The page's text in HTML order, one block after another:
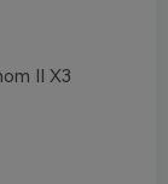
II X3